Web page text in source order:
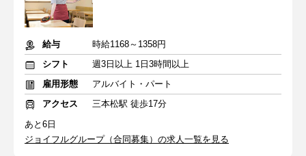
給与
時給1168～1358円
シフト
週3日以上 1日3時間以上
雇用形態
アルバイト・パート
アクセス
三本松駅 徒歩17分
あと6日
ジョイフルグループ（合同募集）の求人一覧を見る